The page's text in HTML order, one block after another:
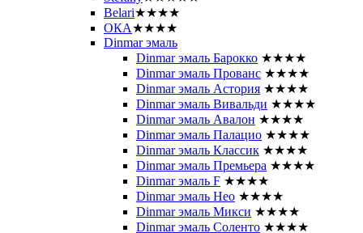
Belari★★★★
ОКА★★★★
Dinmar эмаль
Dinmar эмаль Барокко ★★★★
Dinmar эмаль Прованс ★★★★
Dinmar эмаль Астория ★★★★
Dinmar эмаль Вивальди ★★★★
Dinmar эмаль Авалон ★★★★
Dinmar эмаль Палацио ★★★★
Dinmar эмаль Классик ★★★★
Dinmar эмаль Премьера ★★★★
Dinmar эмаль F ★★★★
Dinmar эмаль Нео ★★★★
Dinmar эмаль Микси ★★★★
Dinmar эмаль Соленто ★★★★